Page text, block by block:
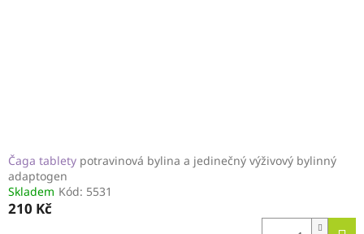
Čaga tablety potravinová bylina a jedinečný výživový bylinný
adaptogen
Skladem Kód: 5531
210 Kč